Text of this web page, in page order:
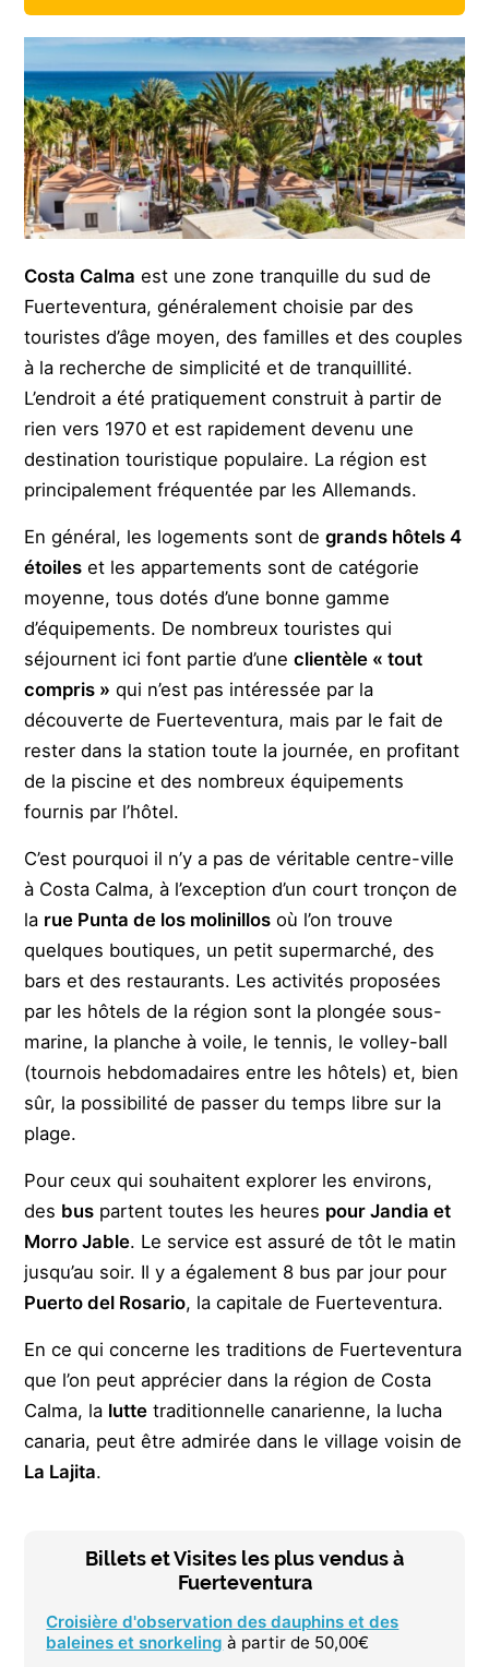
Costa Calma est une zone tranquille du sud de
Fuerteventura, généralement choisie par des
touristes d’âge moyen, des familles et des couples
à la recherche de simplicité et de tranquillité.
L’endroit a été pratiquement construit à partir de
rien vers 1970 et est rapidement devenu une
destination touristique populaire. La région est
principalement fréquentée par les Allemands.
En général, les logements sont degrands hôtels 4
étoiles et les appartements sont de catégorie
moyenne, tous dotés d’une bonne gamme
d’équipements. De nombreux touristes qui
séjournent ici font partie d’uneclientèle « tout
compris » qui n’est pas intéressée par la
découverte de Fuerteventura, mais par le fait de
rester dans la station toute la journée, en profitant
de la piscine et des nombreux équipements
fournis par l’hôtel.
C’est pourquoi il n’y a pas de véritable centre-ville
à Costa Calma, à l’exception d’un court tronçon de
la rue Punta de los molinillos où l’on trouve
quelques boutiques, un petit supermarché, des
bars et des restaurants. Les activités proposées
par les hôtels de la région sont la plongée sous-
marine, la planche à voile, le tennis, le volley-ball
(tournois hebdomadaires entre les hôtels) et, bien
sûr, la possibilité de passer du temps libre sur la
plage.
Pour ceux qui souhaitent explorer les environs,
des bus partent toutes les heures pour Jandia et
Morro Jable. Le service est assuré de tôt le matin
jusqu’au soir. Il y a également 8 bus par jour pour
Puerto del Rosario, la capitale de Fuerteventura.
En ce qui concerne les traditions de Fuerteventura
que l’on peut apprécier dans la région de Costa
Calma, la lutte traditionnelle canarienne, la lucha
canaria, peut être admirée dans le village voisin de
La Lajita.
Billets et Visites les plus vendus à
Fuerteventura
Croisière d'observation des dauphins et des
baleines et snorkeling à partir de 50,00€